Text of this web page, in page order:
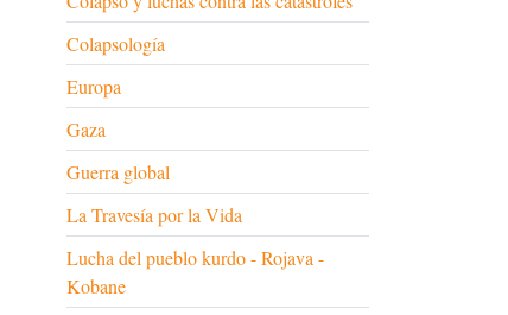
Colapsología
Europa
Gaza
Guerra global
La Travesía por la Vida
Lucha del pueblo kurdo - Rojava -
Kobane